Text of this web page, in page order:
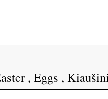
, Eggs ,